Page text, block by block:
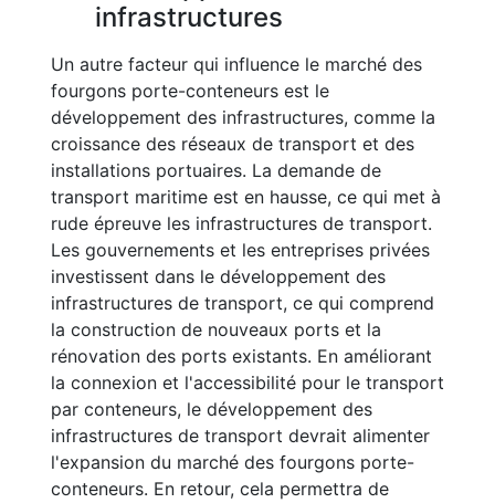
infrastructures
Un autre facteur qui influence le marché des
fourgons porte-conteneurs est le
développement des infrastructures, comme la
croissance des réseaux de transport et des
installations portuaires. La demande de
transport maritime est en hausse, ce qui met à
rude épreuve les infrastructures de transport.
Les gouvernements et les entreprises privées
investissent dans le développement des
infrastructures de transport, ce qui comprend
la construction de nouveaux ports et la
rénovation des ports existants. En améliorant
la connexion et l'accessibilité pour le transport
par conteneurs, le développement des
infrastructures de transport devrait alimenter
l'expansion du marché des fourgons porte-
conteneurs. En retour, cela permettra de